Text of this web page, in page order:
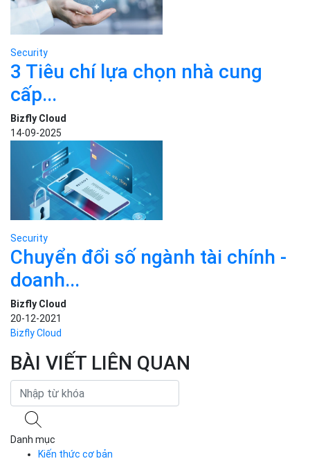
Security
3 Tiêu chí lựa chọn nhà cung
cấp...
Bizfly Cloud
14-09-2025
Security
Chuyển đổi số ngành tài chính -
doanh...
Bizfly Cloud
20-12-2021
Bizfly Cloud
BÀI VIẾT LIÊN QUAN
Danh mục
Kiến thức cơ bản